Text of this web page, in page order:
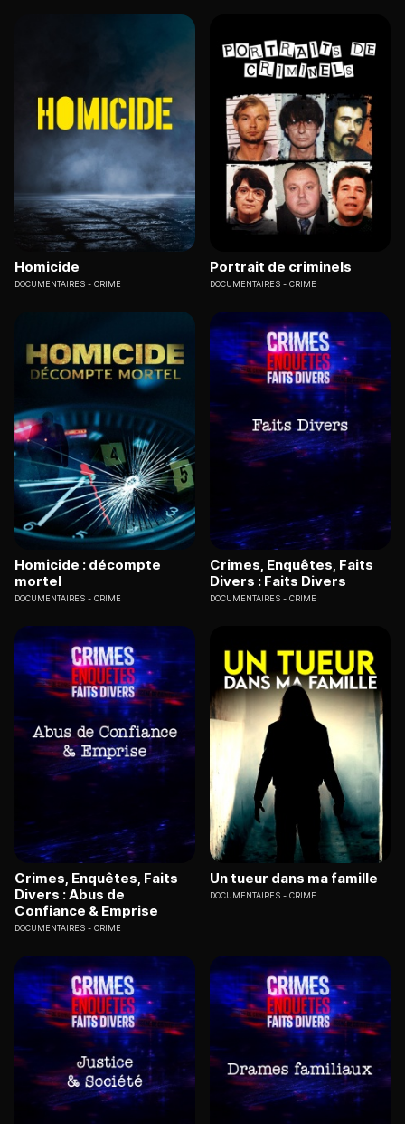
Homicide
DOCUMENTAIRES CRIME
Portrait de criminels
DOCUMENTAIRES CRIME
Homicide : décompte
mortel
DOCUMENTAIRES CRIME
Crimes, Enquêtes, Faits
Divers : Faits Divers
DOCUMENTAIRES CRIME
Crimes, Enquêtes, Faits
Divers : Abus de
Confiance & Emprise
DOCUMENTAIRES CRIME
Un tueur dans ma famille
DOCUMENTAIRES CRIME